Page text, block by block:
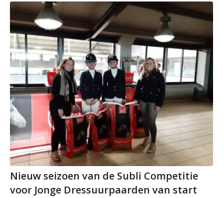
Nieuw seizoen van de Subli Competitie
voor Jonge Dressuurpaarden van start